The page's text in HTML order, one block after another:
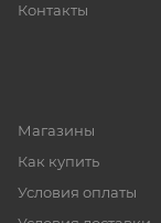
Контакты
Магазины
Как купить
Условия оплаты